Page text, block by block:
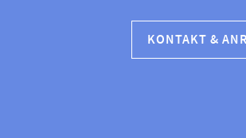
KONTAKT &